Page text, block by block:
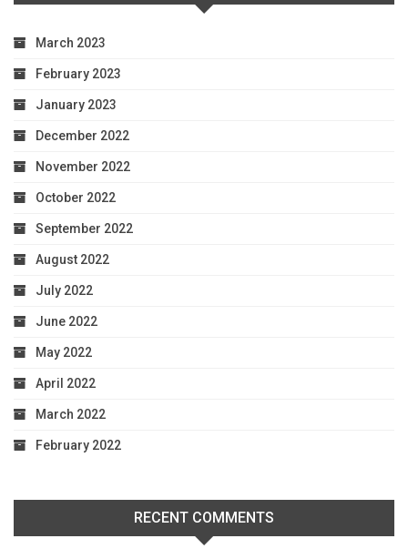
March 2023
February 2023
January 2023
December 2022
November 2022
October 2022
September 2022
August 2022
July 2022
June 2022
May 2022
April 2022
March 2022
February 2022
RECENT COMMENTS